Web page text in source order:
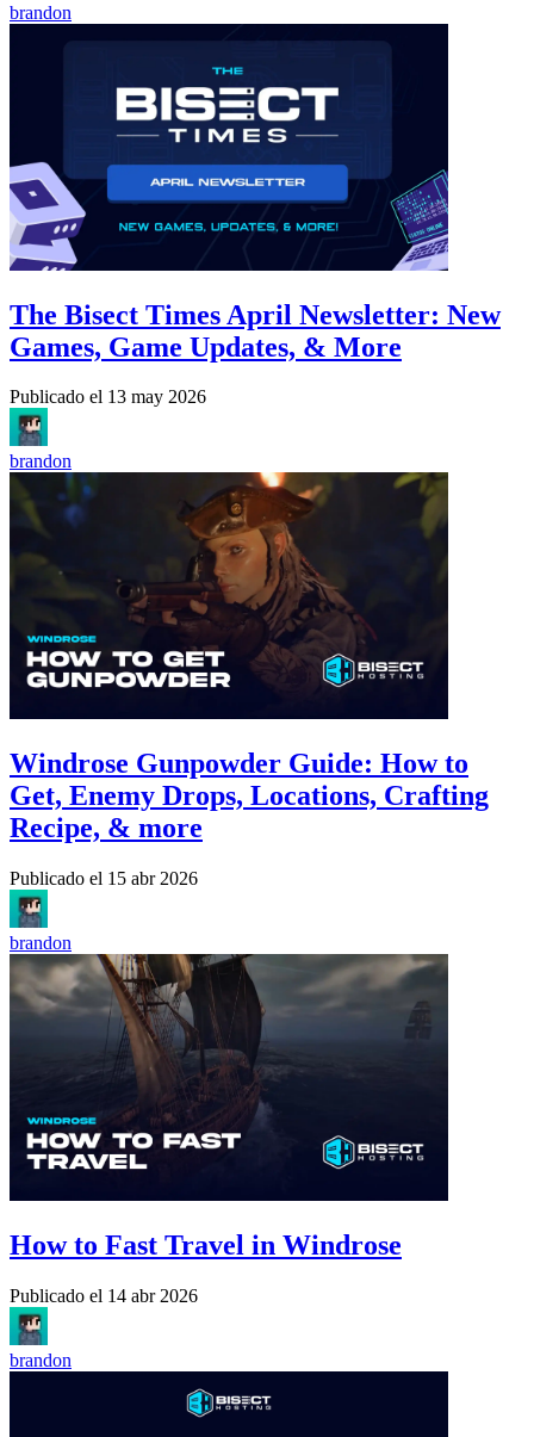
brandon
The Bisect Times April Newsletter: New
Games, Game Updates, & More
Publicado el 13 may 2026
brandon
Windrose Gunpowder Guide: How to
Get, Enemy Drops, Locations, Crafting
Recipe, & more
Publicado el 15 abr 2026
brandon
How to Fast Travel in Windrose
Publicado el 14 abr 2026
brandon